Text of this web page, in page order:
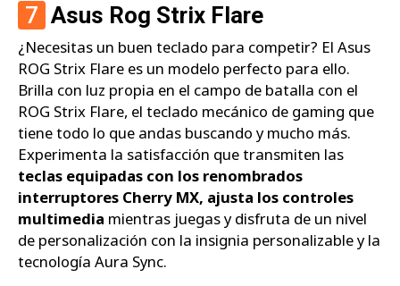
7 Asus Rog Strix Flare
¿Necesitas un buen teclado para competir? El Asus
ROG Strix Flare es un modelo perfecto para ello.
Brilla con luz propia en el campo de batalla con el
ROG Strix Flare, el teclado mecánico de gaming que
tiene todo lo que andas buscando y mucho más.
Experimenta la satisfacción que transmiten las
teclas equipadas con los renombrados
interruptores Cherry MX, ajusta los controles
multimedia mientras juegas y disfruta de un nivel
de personalización con la insignia personalizable y la
tecnología Aura Sync.